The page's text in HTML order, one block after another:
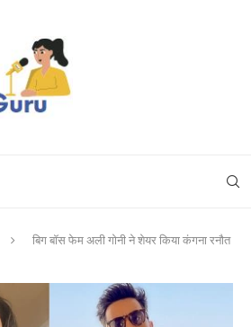
बिग बॉस फेम अली गोनी ने शेयर किया कंगना रनौत